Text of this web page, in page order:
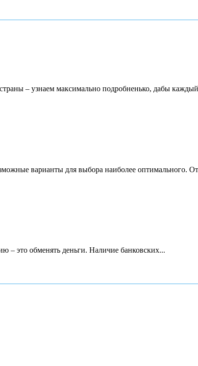
– узнаем максимально подробненько, дабы
варианты для выбора наиболее оптимального.
– это обменять деньги. Наличие банковских...